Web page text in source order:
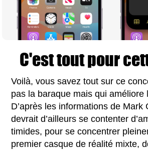
C'est tout pour
Voilà, vous savez tout sur ce
pas la baraque mais qui améliore
D’après les informations de Mark
devrait d’ailleurs se contenter
timides, pour se concentrer
premier casque de réalité mixte,